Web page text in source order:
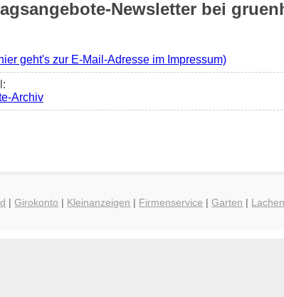
Newsletter bei
geht's zur E-Mail-Adresse im Impressum)
Archiv
|Girokonto | Kleinanzeigen | Firmenservice |Garten | Lachen